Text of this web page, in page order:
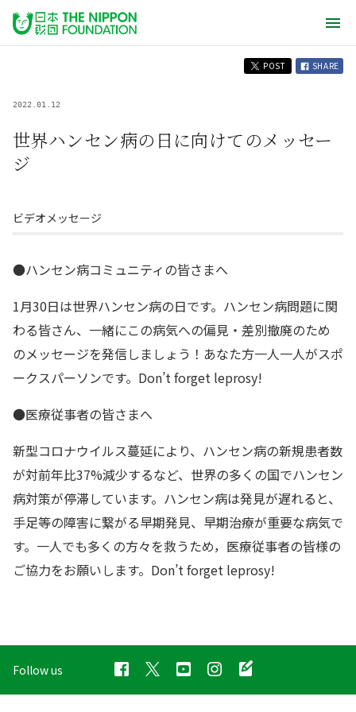
POST SHARE
2022.01.12
世界ハンセン病の日に向けてのメッセー
ジ
ビデオメッセージ
●ハンセン病コミュニティの皆さまへ
1月30日は世界ハンセン病の日です。ハンセン病問題に関
わる皆さん、一緒にこの病気への偏見・差別撤廃のため
のメッセージを発信しましょう！あなた方一人一人がスポ
ークスパーソンです。Don’t forget leprosy!
●医療従事者の皆さまへ
新型コロナウイルス蔓延により、ハンセン病の新規患者数
が対前年比37%減少するなど、世界の多くの国でハンセン
病対策が停滞しています。ハンセン病は発見が遅れると、
手足等の障害に繋がる早期発見、早期治療が重要な病気で
す。一人でも多くの方々を救うため，医療従事者の皆様の
ご協力をお願いします。Don’t forget leprosy!
Follow us